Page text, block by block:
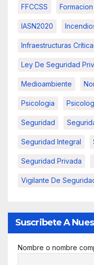
FFCCSS Formacion
IASN2020
Infraestructuras
Ley De Seguridad
Medioambiente
Psicologia
Seguridad
Seguridad Integral
Seguridad Privada
Vigilante De
Suscribete A
Nombre o nombre